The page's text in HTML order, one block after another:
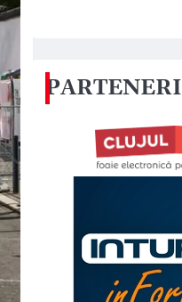
PARTENERI